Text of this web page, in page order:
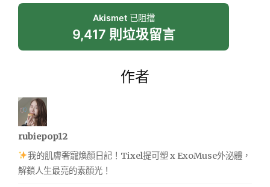
Akismet已阻擋
9,417 則垃圾留言
作者
rubiepop12
我的肌膚奢寵煥顏日記！Tixel提可塑 x ExoMuse外泌體，
解鎖人生最亮的素顏光！